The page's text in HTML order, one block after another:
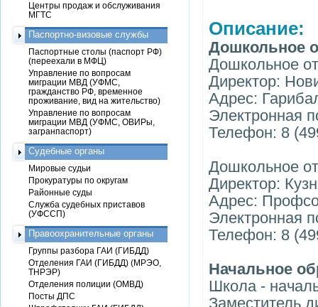
Описание:
Дошкольное
Дошкольное
Директор:
Адрес:
Электронная
Телефон: 8
Дошкольное
Директор:
Адрес:
Электронная
Телефон: 8
Начальное
Школа -
Заместитель
Центры продаж и обслуживания
МГТС
Паспортно-визовые службы
Паспортные столы (паспорт РФ)
(переехали в МФЦ)
Управление по вопросам
миграции МВД (УФМС,
гражданство РФ, временное
проживание, вид на жительство)
Управление по вопросам
миграции МВД (УФМС, ОВИРы,
загранпаспорт)
Судебные органы
Мировые судьи
Прокуратуры по округам
Районные суды
Служба судебных приставов
(УФССП)
Правоохранительные органы
Группы разбора ГАИ (ГИБДД)
Отделения ГАИ (ГИБДД) (МРЭО,
ТНРЭР)
Отделения полиции (ОМВД)
Посты ДПС